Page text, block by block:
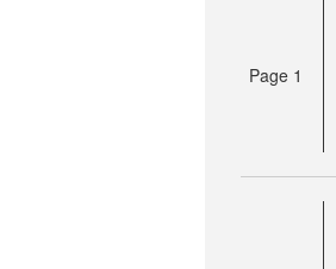
Page 1